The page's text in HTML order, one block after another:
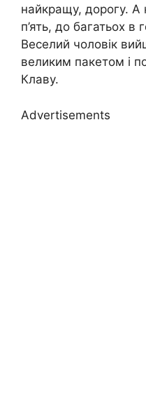
найкращу, дорогу. А
п’ять, до багатьох в
Веселий чоловік
великим пакетом і
Клаву.
Advertisements